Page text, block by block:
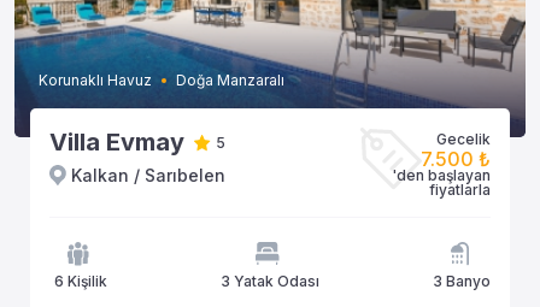
Korunaklı Havuz Doğa Manzaralı
Villa Evmay 5
Kalkan / Sarıbelen
Gecelik
7.500 ₺
'den başlayan
fiyatlarla
6 Kişilik 3 Yatak Odası 3 Banyo